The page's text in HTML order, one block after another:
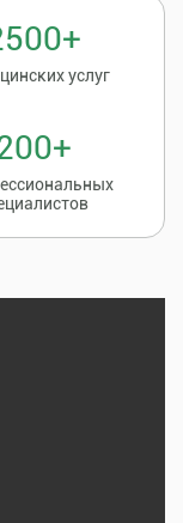
услуг